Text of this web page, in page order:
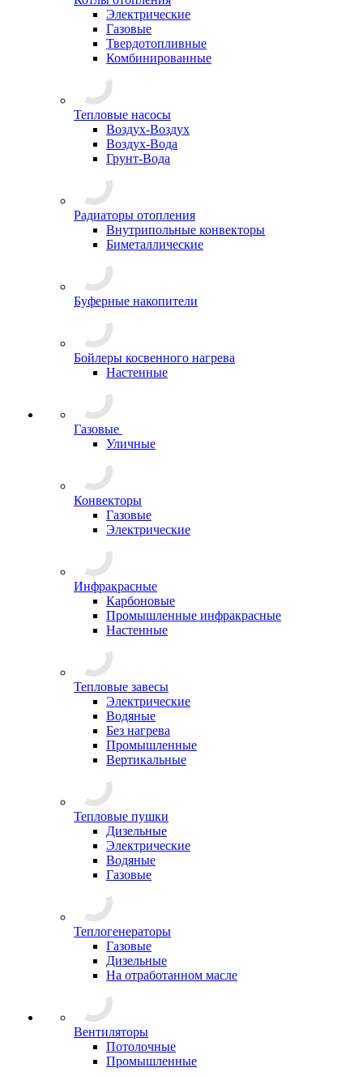
Электрические
Газовые
Твердотопливные
Комбинированные
Тепловые насосы
Воздух-Воздух
Воздух-Вода
Грунт-Вода
Радиаторы отопления
Внутрипольные конвекторы
Биметаллические
Буферные накопители
Бойлеры косвенного нагрева
Настенные
Газовые
Уличные
Конвекторы
Газовые
Электрические
Инфракрасные
Карбоновые
Промышленные инфракрасные
Настенные
Тепловые завесы
Электрические
Водяные
Без нагрева
Промышленные
Вертикальные
Тепловые пушки
Дизельные
Электрические
Водяные
Газовые
Теплогенераторы
Газовые
Дизельные
На отработанном масле
Вентиляторы
Потолочные
Промышленные